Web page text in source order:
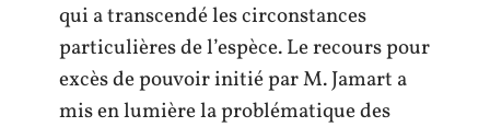
qui a transcendé les circonstances
particulières de l’espèce. Le recours pour
excès de pouvoir initié par M. Jamart a
mis en lumière la problématique des